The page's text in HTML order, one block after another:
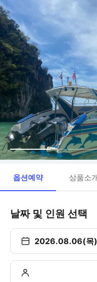
옵션예약 상품소
날짜 및 인원 선택
2026.08.06(목)